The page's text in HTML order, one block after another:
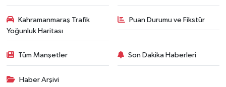
Kahramanmaraş Trafik
Yoğunluk Haritası
Puan Durumu ve Fikstür
Tüm Manşetler Son Dakika Haberleri
Haber Arşivi